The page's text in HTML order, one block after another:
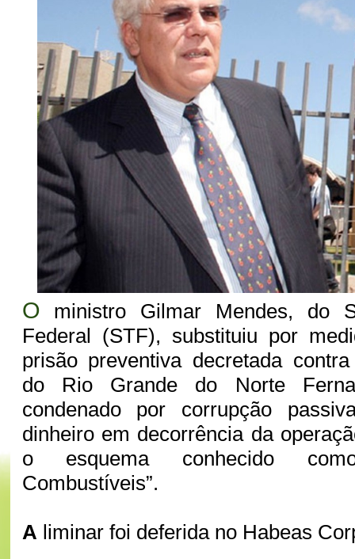
O ministro Gilmar Mendes, do
Federal (STF), substituiu por
prisão preventiva decretada
do Rio Grande do Norte
condenado por corrupção
dinheiro em decorrência da
o esquema conhecido
Combustíveis”.
A liminar foi deferida no Habeas